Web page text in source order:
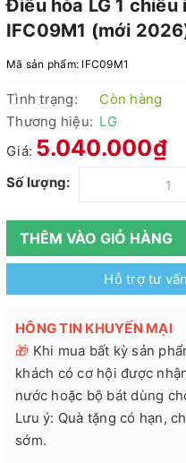
Điều hòa LG 1
IFC09M1 (mới
Mã sản phẩm: IFC09M1
Tình trạng:
Còn hàng
Thương hiệu: LG
Giá: 5.040.000₫
Số lượng:
THÊM VÀO GIỎ HÀNG
Hỗ trợ tư
HÔNG TIN KHUYẾN MẠI
🎁 Khi mua bất kỳ sản
khách có cơ hội được
nước hoặc bộ bát dùng
Lưu ý: Quà tặng có hạn,
sớm.